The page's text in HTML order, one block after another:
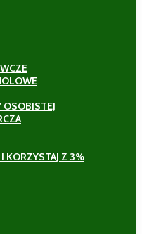
OSOBISTEJ
KORZYSTAJ Z 3%